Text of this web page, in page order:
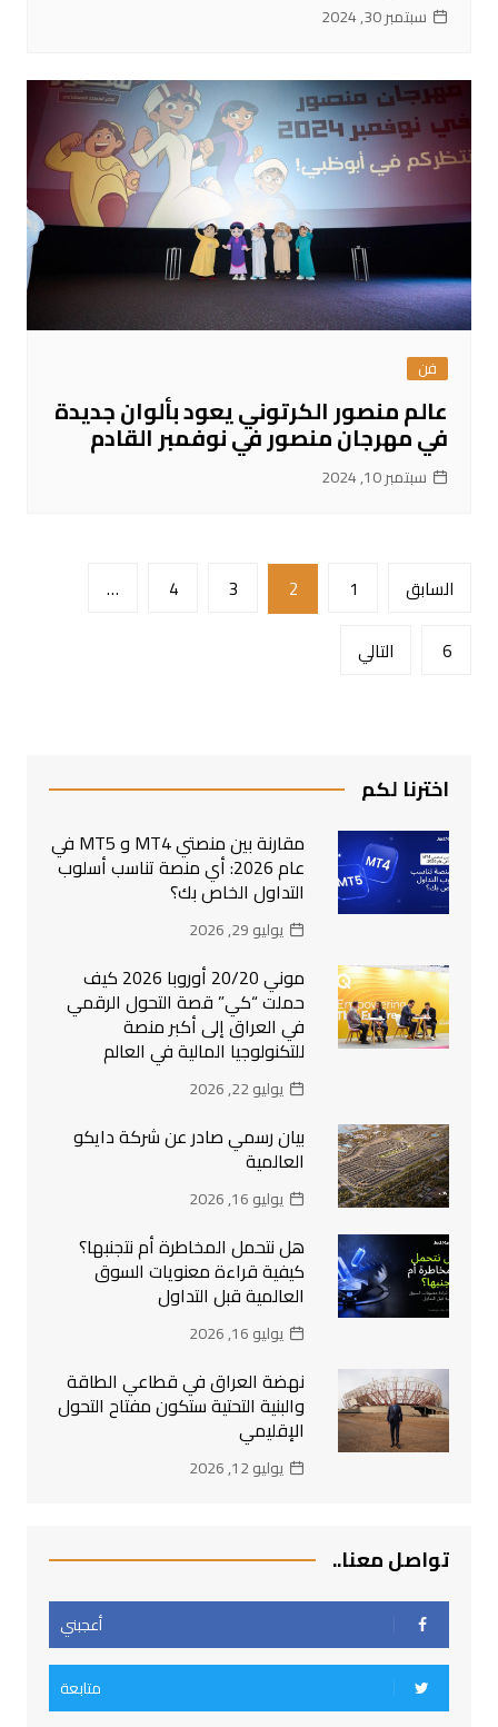
سبتمبر 30, 2024
فن
عالم منصور الكرتوني يعود بألوان جديدة
في مهرجان منصور في نوفمبر القادم
سبتمبر 10, 2024
تعدد
صفحات
المقالات
السابق 1
2
3
4
…
6
التالي
اخترنا لكم
مقارنة بين منصتي MT4 و MT5 في
عام 2026: أي منصة تناسب أسلوب
التداول الخاص بك؟
يوليو 29, 2026
موني 20/20 أوروبا 2026 كيف
حملت “كي” قصة التحول الرقمي
في العراق إلى أكبر منصة
للتكنولوجيا المالية في العالم
يوليو 22, 2026
بيان رسمي صادر عن شركة دايكو
العالمية
يوليو 16, 2026
هل نتحمل المخاطرة أم نتجنبها؟
كيفية قراءة معنويات السوق
العالمية قبل التداول
يوليو 16, 2026
نهضة العراق في قطاعي الطاقة
والبنية التحتية ستكون مفتاح التحول
الإقليمي
يوليو 12, 2026
تواصل معنا..
أعجبني
متابعة